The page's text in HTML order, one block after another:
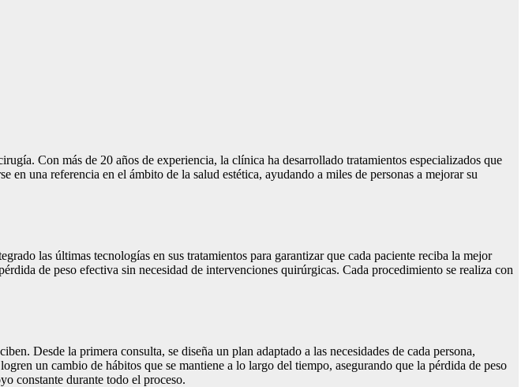
Con más de 20 años de experiencia, la clínica ha desarrollado tratamientos especializados que
una referencia en el ámbito de la salud estética, ayudando a miles de personas a mejorar su
las últimas tecnologías en sus tratamientos para garantizar que cada paciente reciba la mejor
de peso efectiva sin necesidad de intervenciones quirúrgicas. Cada procedimiento se realiza con
Desde la primera consulta, se diseña un plan adaptado a las necesidades de cada persona,
un cambio de hábitos que se mantiene a lo largo del tiempo, asegurando que la pérdida de peso
constante durante todo el proceso.